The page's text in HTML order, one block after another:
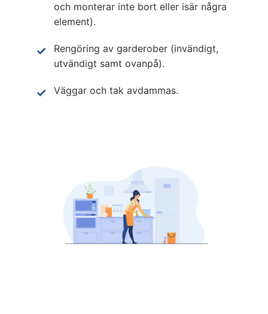
och monterar inte bort eller isär några
element).
Rengöring av garderober (invändigt,
utvändigt samt ovanpå).
Väggar och tak avdammas.